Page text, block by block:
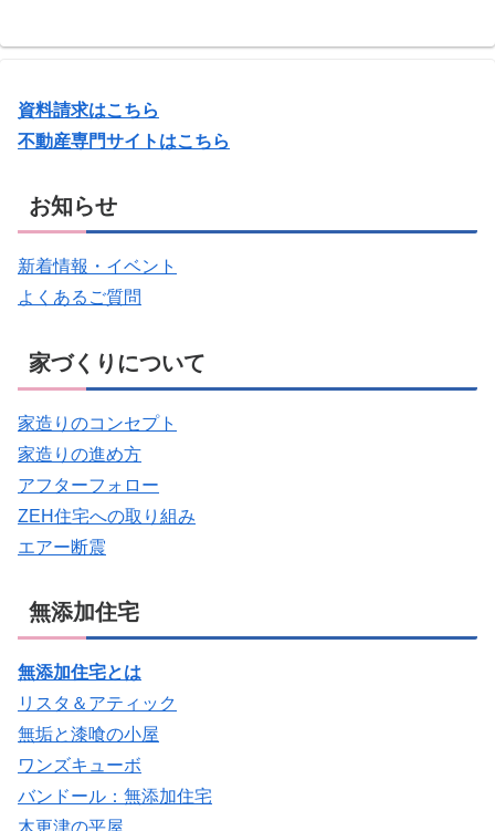
資料請求はこちら
不動産専門サイトはこちら
お知らせ
新着情報・イベント
よくあるご質問
家づくりについて
家造りのコンセプト
家造りの進め方
アフターフォロー
ZEH住宅への取り組み
エアー断震
無添加住宅
無添加住宅とは
リスタ＆アティック
無垢と漆喰の小屋
ワンズキューボ
バンドール：無添加住宅
木更津の平屋